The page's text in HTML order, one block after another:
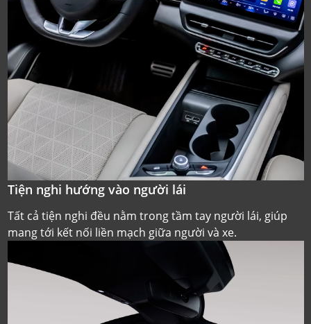
Tiện nghi hướng vào người lái
Tất cả tiện nghi đều nằm trong tầm tay người lái, giúp
mang tới kết nối liền mạch giữa người và xe.